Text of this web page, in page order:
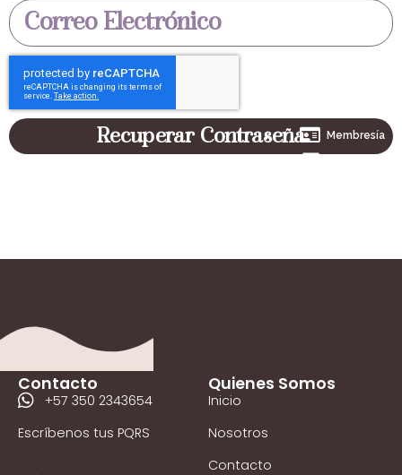
Recuperar Contraseña
Contacto
+57 350 2343654
Escríbenos tus PQRS
Quienes Somos
Inicio
Nosotros
Contacto
Membresía